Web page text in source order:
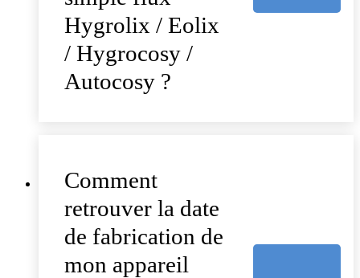
Hygrolix / Eolix
/ Hygrocosy /
Autocosy ?
Comment
retrouver la date
de fabrication de
mon appareil